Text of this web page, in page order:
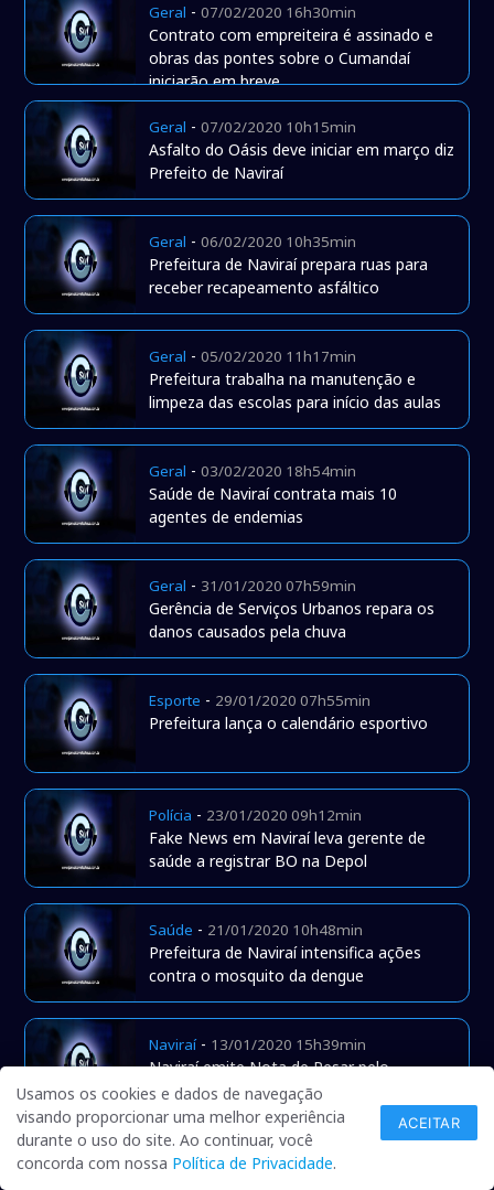
Geral -07/02/2020 16h30min
Contrato com empreiteira é assinado e
obras das pontes sobre o Cumandaí
iniciarão em breve
Geral -07/02/2020 10h15min
Asfalto do Oásis deve iniciar em março diz
Prefeito de Naviraí
Geral -06/02/2020 10h35min
Prefeitura de Naviraí prepara ruas para
receber recapeamento asfáltico
Geral -05/02/2020 11h17min
Prefeitura trabalha na manutenção e
limpeza das escolas para início das aulas
Geral -03/02/2020 18h54min
Saúde de Naviraí contrata mais 10
agentes de endemias
Geral - 31/01/2020 07h59min
Gerência de Serviços Urbanos repara os
danos causados pela chuva
Esporte - 29/01/2020 07h55min
Prefeitura lança o calendário esportivo
Polícia - 23/01/2020 09h12min
Fake News em Naviraí leva gerente de
saúde a registrar BO na Depol
Saúde - 21/01/2020 10h48min
Prefeitura de Naviraí intensifica ações
contra o mosquito da dengue
Naviraí- 13/01/2020 15h39min
Naviraí emite Nota de Pesar pelo
falecimento do PRF Struck
Geral-10/01/2020 14h31min
Usamos os cookies e dados de navegação
visando proporcionar uma melhor experiência
durante o uso do site. Ao continuar, você
concorda com nossa Política de Privacidade.
ACEITAR